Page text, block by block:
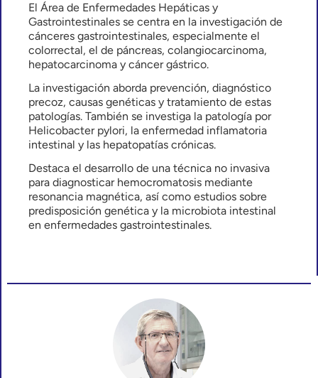
El Área de Enfermedades Hepáticas y
Gastrointestinales se centra en la investigación de
cánceres gastrointestinales, especialmente el
colorrectal, el de páncreas, colangiocarcinoma,
hepatocarcinoma y cáncer gástrico.
La investigación aborda prevención, diagnóstico
precoz, causas genéticas y tratamiento de estas
patologías. También se investiga la patología por
Helicobacter pylori, la enfermedad inflamatoria
intestinal y las hepatopatías crónicas.
Destaca el desarrollo de una técnica no invasiva
para diagnosticar hemocromatosis mediante
resonancia magnética, así como estudios sobre
predisposición genética y la microbiota intestinal
en enfermedades gastrointestinales.